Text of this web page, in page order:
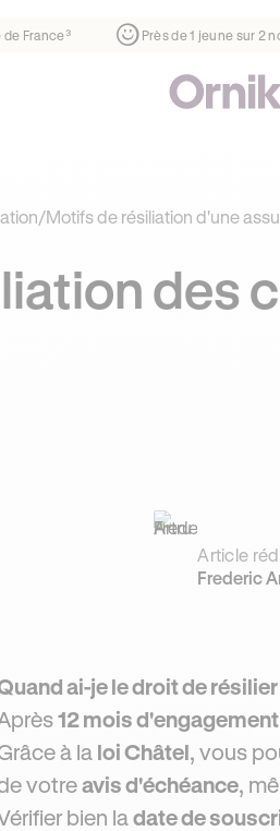
¹ 1ère auto-école de France³
/Motifs de résiliation d'une
des
Article
Frederic
ai-je le droit de
12 mois d'engagement
à la loi Châtel, vous
votreavis d'échéance,
bien ladate de